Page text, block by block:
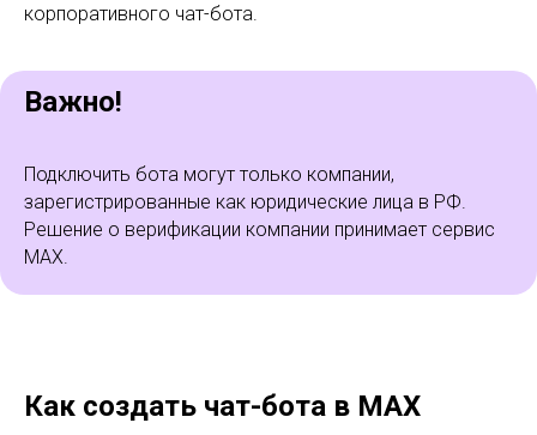
корпоративного чат-бота.
Важно!
Подключить бота могут только компании,
зарегистрированные как юридические лица в РФ.
Решение о верификации компании принимает сервис
MAX.
Как создать чат-бота в MAX